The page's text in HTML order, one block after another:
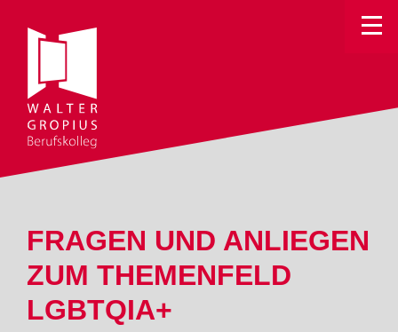
FRAGEN UND ANLIEGEN
ZUM THEMENFELD
LGBTQIA+